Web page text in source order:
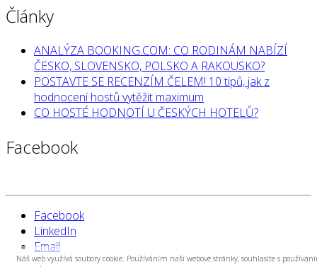
Náš web využívá soubory cookie. Používáním naší webové stránky, souhlasíte s
Články
ANALÝZA BOOKING.COM: CO RODINÁM NABÍZÍ
ČESKO, SLOVENSKO, POLSKO A RAKOUSKO?
POSTAVTE SE RECENZÍM ČELEM! 10 tipů, jak z
hodnocení hostů vytěžit maximum
CO HOSTÉ HODNOTÍ U ČESKÝCH HOTELŮ?
Facebook
Facebook
LinkedIn
Email